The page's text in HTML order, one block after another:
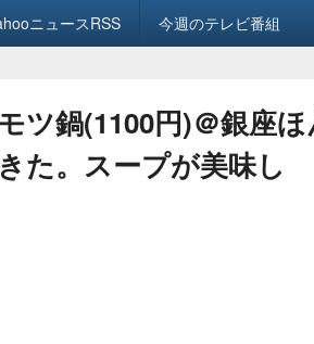
ニュースRSS 今週のテレビ番組
ツ鍋(1100円)＠銀座ほ
た。スープが美味し